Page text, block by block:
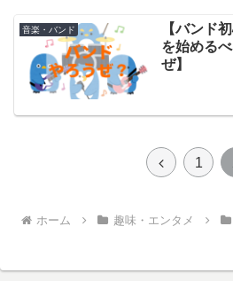
音楽・バンド
【バンド
を始める
ぜ】
前
1
ホーム 趣味・エンタメ